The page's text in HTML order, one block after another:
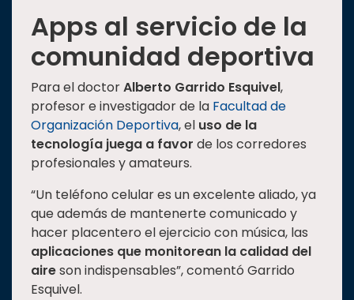
Apps al servicio de la
comunidad deportiva
Para el doctorAlberto Garrido Esquivel,
profesor e investigador de la Facultad de
Organización Deportiva, el uso de la
tecnología juega a favor de los corredores
profesionales y amateurs.
“Un teléfono celular es un excelente aliado, ya
que además de mantenerte comunicado y
hacer placentero el ejercicio con música, las
aplicaciones que monitorean la calidad del
aireson indispensables”, comentó Garrido
Esquivel.